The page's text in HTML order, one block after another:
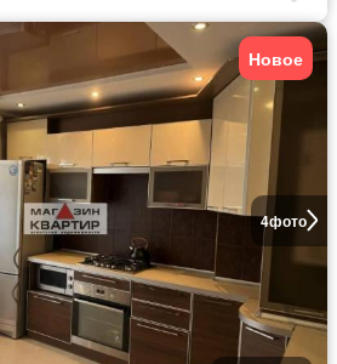
4фото
Новое